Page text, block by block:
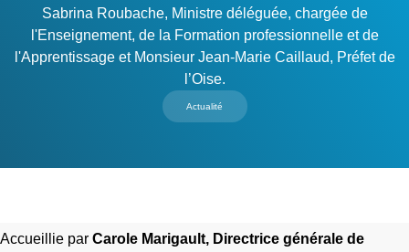
Actualité
Sabrina Roubache, Ministre déléguée, chargée de
l'Enseignement, de la Formation professionnelle et de
l'Apprentissage et Monsieur Jean-Marie Caillaud, Préfet de
l’Oise.
Accueillie par Carole Marigault, Directrice générale de